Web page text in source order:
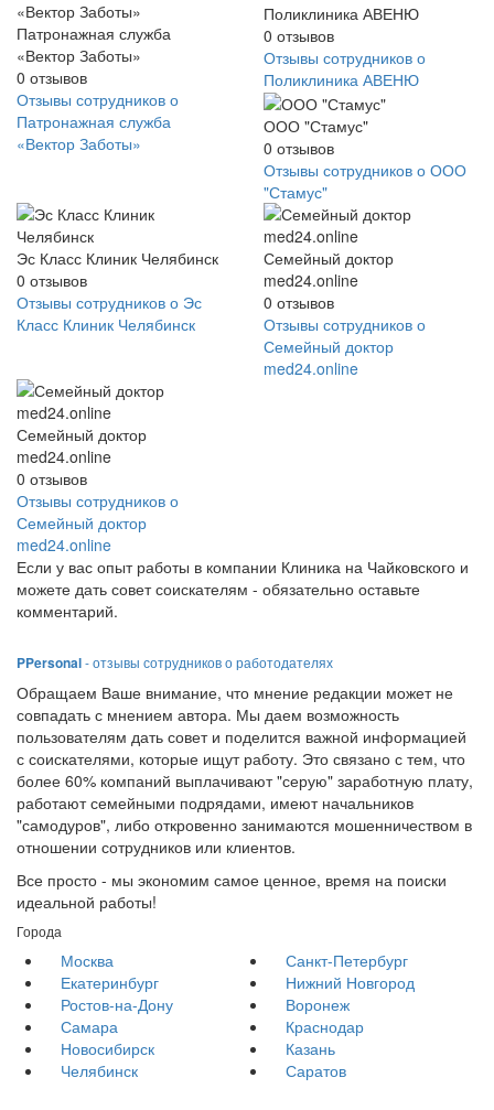
Патронажная служба
«Вектор Заботы»
0 отзывов
Отзывы сотрудников о
Патронажная служба
«Вектор Заботы»
Поликлиника АВЕНЮ
0 отзывов
Отзывы сотрудников о
Поликлиника АВЕНЮ
ООО "Стамус"
0 отзывов
Отзывы сотрудников о ООО
"Стамус"
Эс Класс Клиник Челябинск
0 отзывов
Отзывы сотрудников о Эс
Класс Клиник Челябинск
Семейный доктор
med24.online
0 отзывов
Отзывы сотрудников о
Семейный доктор
med24.online
Семейный доктор
med24.online
0 отзывов
Отзывы сотрудников о
Семейный доктор
med24.online
Если у вас опыт работы в компании Клиника на Чайковского и
можете дать совет соискателям - обязательно оставьте
комментарий.
PPersonal- отзывы сотрудников о работодателях
Обращаем Ваше внимание, что мнение редакции может не
совпадать с мнением автора. Мы даем возможность
пользователям дать совет и поделится важной информацией
с соискателями, которые ищут работу. Это связано с тем, что
более 60% компаний выплачивают "серую" заработную плату,
работают семейными подрядами, имеют начальников
"самодуров", либо откровенно занимаются мошенничеством в
отношении сотрудников или клиентов.
Все просто - мы экономим самое ценное, время на поиски
идеальной работы!
Города
Москва
Санкт-Петербург
Екатеринбург
Нижний Новгород
Ростов-на-Дону
Воронеж
Самара
Краснодар
Новосибирск
Казань
Челябинск
Саратов